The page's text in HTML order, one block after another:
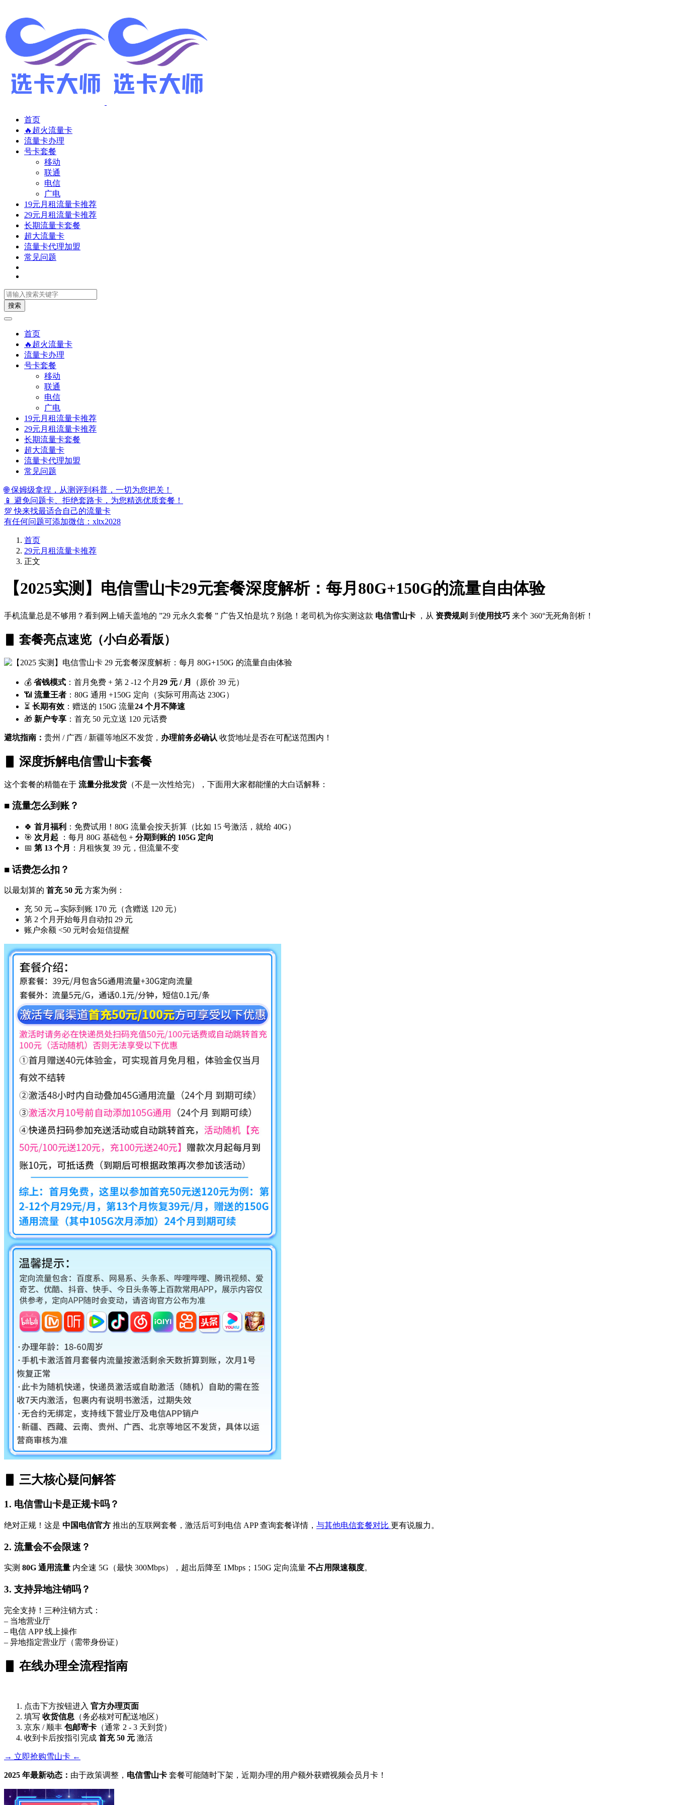
首页
🔥超火流量卡
流量卡办理
号卡套餐
移动
联通
电信
广电
19元月租流量卡推荐
29元月租流量卡推荐
长期流量卡套餐
超大流量卡
流量卡代理加盟
常见问题
搜索
首页
🔥超火流量卡
流量卡办理
号卡套餐
移动
联通
电信
广电
19元月租流量卡推荐
29元月租流量卡推荐
长期流量卡套餐
超大流量卡
流量卡代理加盟
常见问题
🌐 保姆级拿捏，从测评到科普，一切为您把关！
📱 避免问题卡、拒绝套路卡，为您精选优质套餐！
💯 快来找最适合自己的流量卡
有任何问题可添加微信：xltx2028
首页
29元月租流量卡推荐
正文
【2025实测】电信雪山卡29元套餐深度解析：每月80G+150G的流量自由体验
手机流量总是不够用？看到网上铺天盖地的 ”29 元永久套餐 ” 广告又怕是坑？别急！老司机为你实测这款 电信雪山卡 ，从 资费规则 到 使用技巧 来个 360°无死角剖析！
▋ 套餐亮点速览（小白必看版）
💰 省钱模式 ：首月免费 + 第 2 -12 个月 29 元 / 月
（原价 39 元）
📶 流量王者 ：80G 通用 +150G 定向（实际可用高达 230G）
⏳ 长期有效 ：赠送的 150G 流量24 个月不降速
🎁 新户专享 ：首充 50 元立送 120 元话费
避坑指南： 贵州 / 广西 / 新疆等地区不发货， 办理前务必确认 收货地址是否在可配送范围内！
▋ 深度拆解电信雪山卡套餐
这个套餐的精髓在于 流量分批发货（不是一次性给完），下面用大家都能懂的大白话解释：
■ 流量怎么到账？
🍀 首月福利 ：免费试用！80G 流量会按天折算（比如 15 号激活，就给 40G）
🎯 次月起 ：每月 80G 基础包 + 分期到账的 105G 定向
📅 第 13 个月 ：月租恢复 39 元，但流量不变
■ 话费怎么扣？
以最划算的 首充 50 元 方案为例：
充 50 元→实际到账 170 元（含赠送 120 元）
第 2 个月开始每月自动扣 29 元
账户余额 <50 元时会短信提醒
▋ 三大核心疑问解答
1. 电信雪山卡是正规卡吗？
绝对正规！这是 中国电信官方 推出的互联网套餐，激活后可到电信 APP 查询套餐详情， 与其他电信套餐对比 更有说服力。
2. 流量会不会限速？
实测 80G 通用流量 内全速 5G（最快 300Mbps），超出后降至 1Mbps；150G 定向流量 不占用限速额度。
3. 支持异地注销吗？
完全支持！三种注销方式：
– 当地营业厅
– 电信 APP 线上操作
– 异地指定营业厅（需带身份证）
▋ 在线办理全流程指南
点击下方按钮进入 官方办理页面
填写 收货信息 （务必核对可配送地区）
京东 / 顺丰 包邮寄卡 （通常 2 - 3 天到货）
收到卡后按指引完成 首充 50 元 激活
→ 立即抢购雪山卡 ←
2025 年最新动态： 由于政策调整， 电信雪山卡 套餐可能随时下架，近期办理的用户额外获赠视频会员月卡！